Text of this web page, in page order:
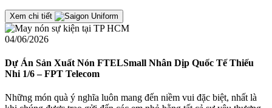
Xem chi tiết
04/06/2026
Dự Án Sản Xuất Nón FTELSmall Nhân Dịp Quốc Tế Thiếu
Nhi 1/6 – FPT Telecom
Những món quà ý nghĩa luôn mang đến niềm vui đặc biệt, nhất là